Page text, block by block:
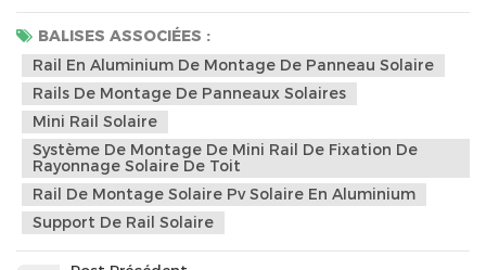
BALISES ASSOCIÉES :
Rail En Aluminium De Montage De Panneau Solaire
Rails De Montage De Panneaux Solaires
Mini Rail Solaire
Système De Montage De Mini Rail De Fixation De
Rayonnage Solaire De Toit
Rail De Montage Solaire Pv Solaire En Aluminium
Support De Rail Solaire